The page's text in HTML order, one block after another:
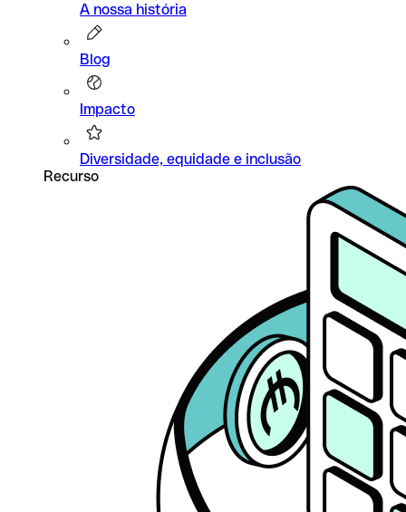
A nossa história
Blog
Impacto
Diversidade, equidade e inclusão
Recurso